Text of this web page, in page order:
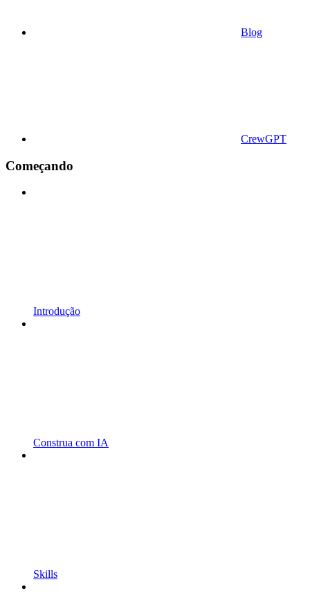
Blog
CrewGPT
Começando
Introdução
Construa com IA
Skills